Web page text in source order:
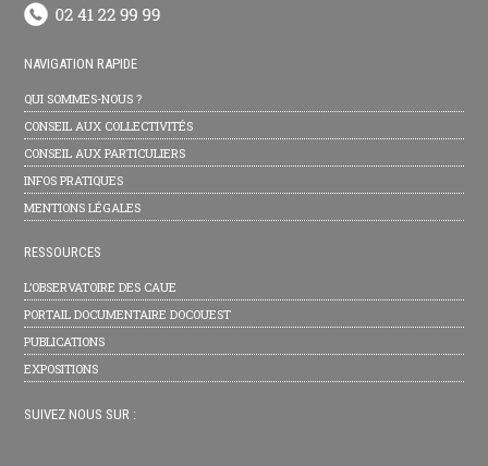
NAVIGATION RAPIDE
QUI SOMMES-NOUS ?
CONSEIL AUX COLLECTIVITÉS
CONSEIL AUX PARTICULIERS
INFOS PRATIQUES
MENTIONS LÉGALES
RESSOURCES
L’OBSERVATOIRE DES CAUE
PORTAIL DOCUMENTAIRE DOCOUEST
PUBLICATIONS
EXPOSITIONS
SUIVEZ NOUS SUR :